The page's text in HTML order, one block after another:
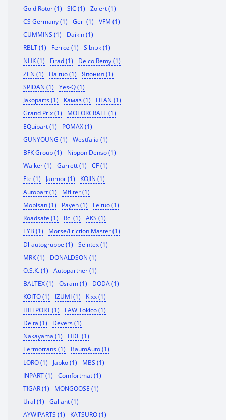
Gold Rotor (1)
SIC (1)
Zolert (1)
CS Germany (1)
Geri (1)
VFM (1)
CUMMINS (1)
Daikin (1)
RBLT (1)
Ferroz (1)
Sibтэк (1)
NHK (1)
Firad (1)
Delco Remy (1)
ZEN (1)
Haituo (1)
Япония (1)
SPIDAN (1)
Yes-Q (1)
Jakoparts (1)
Камаз (1)
LIFAN (1)
Grand Prix (1)
MOTORCRAFT (1)
EQuipart (1)
POMAX (1)
GUNYOUNG (1)
Westfalia (1)
BFK Group (1)
Nippon Denso (1)
Walker (1)
Garrett (1)
CF (1)
Fte (1)
Janmor (1)
KOJIN (1)
Autopart (1)
Mfilter (1)
Mopisan (1)
Payen (1)
Feituo (1)
Roadsafe (1)
Rcl (1)
AKS (1)
TYB (1)
Morse/Friction Master (1)
Dl-autogruppe (1)
Seintex (1)
MRK (1)
DONALDSON (1)
O.S.K. (1)
Autopartner (1)
BALTEX (1)
Osram (1)
DODA (1)
KOITO (1)
IZUMI (1)
Kixx (1)
HILLPORT (1)
FAW Tokico (1)
Delta (1)
Devers (1)
Nakayama (1)
HDE (1)
Termotrans (1)
BaumAuto (1)
LORO (1)
Japko (1)
MBS (1)
INPART (1)
Comfortmat (1)
TIGAR (1)
MONGOOSE (1)
Ural (1)
Gallant (1)
AYWIPARTS (1)
KATSURO (1)